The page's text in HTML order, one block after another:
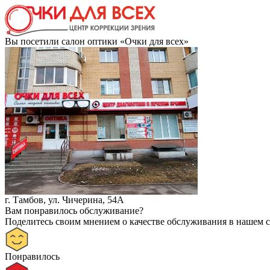
Вы посетили салон оптики «Очки для всех»
г. Тамбов, ул. Чичерина, 54А
Вам понравилось обслуживание?
Поделитесь своим мнением о качестве обслуживания в нашем
Понравилось